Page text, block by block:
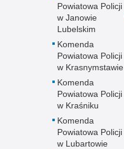
Powiatowa Policji
w Janowie
Lubelskim
Komenda
Powiatowa Policji
w Krasnymstawie
Komenda
Powiatowa Policji
w Kraśniku
Komenda
Powiatowa Policji
w Lubartowie